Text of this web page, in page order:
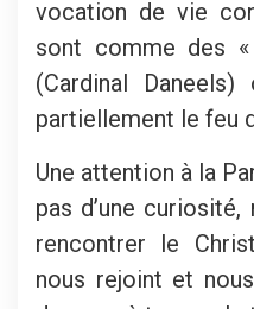
vocation de vie
sont comme des
(Cardinal
partiellement le feu
Une attention à la
pas d’une curiosité,
rencontrer le
nous rejoint et